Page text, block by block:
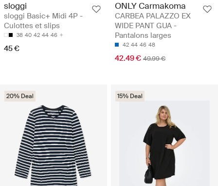
sloggi
sloggi Basic+ Midi 4P -
Culottes et slips
38 40 42 44 46
45 €
ONLY Carmakoma
CARBEA PALAZZO EX
WIDE PANT GUA -
Pantalons larges
42 44 46 48
42.49 € 49.99 €
20% Deal 15% Deal